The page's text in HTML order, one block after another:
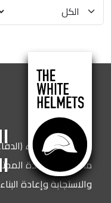
نحن الخوذ البيضاء
مكرسة لمساعدة
والاستجابة وإعادة